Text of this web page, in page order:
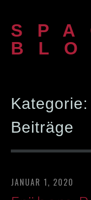
springen
Kategorie:
Beiträge
JANUAR 1, 2020